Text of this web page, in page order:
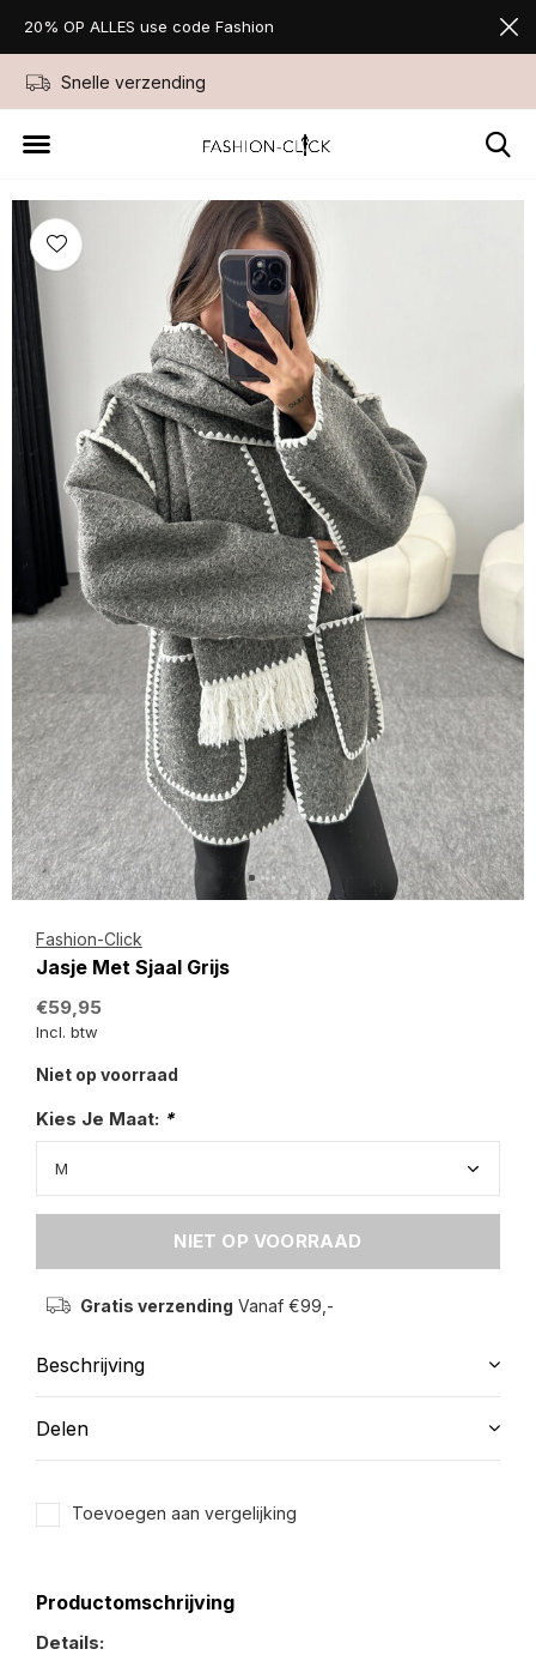
Snelle verzending
20% OP ALLES use code Fashion
Fashion-Click
Jasje Met Sjaal Grijs
€59,95
Incl. btw
Niet op voorraad
Kies Je Maat: *
NIET OP VOORRAAD
Gratis verzending Vanaf €99,-
Beschrijving
Delen
Toevoegen aan vergelijking
Productomschrijving
Details: